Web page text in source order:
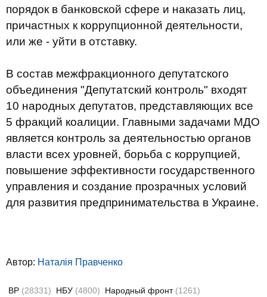
порядок в банковской сфере и наказать лиц,
причастных к коррупционной деятельности,
или же - уйти в отставку.
В состав межфракционного депутатского
объединения "Депутатский контроль" входят
10 народных депутатов, представляющих все
5 фракций коалиции. Главными задачами МДО
является контроль за деятельностью органов
власти всех уровней, борьба с коррупцией,
повышение эффективности государственного
управления и создание прозрачных условий
для развития предпринимательства в Украине.
Автор: Наталія Правченко
ВР (28331) НБУ (4800) Народный фронт (1261)